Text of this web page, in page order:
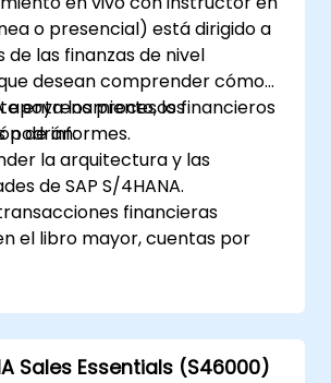
o presencial) está dirigido a
de las finanzas de nivel
desean comprender cómo
apoya los procesos financieros
de informes.
entrenamiento, los
podrán:
la arquitectura y las
de SAP S/4HANA.
financieras
el libro mayor, cuentas por
centros de costo, centros
y órdenes internas.
los procesos integrados de
financiera en SAP S/4HANA.
Sales Essentials (S46000)